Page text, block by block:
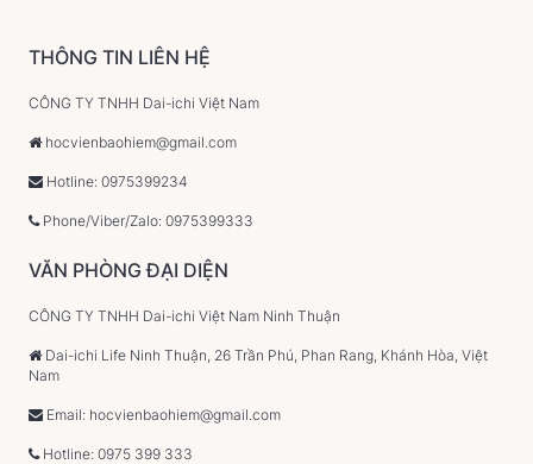
THÔNG TIN LIÊN HỆ
CÔNG TY TNHH Dai-ichi Việt Nam
hocvienbaohiem@gmail.com
Hotline: 0975399234
Phone/Viber/Zalo: 0975399333
VĂN PHÒNG ĐẠI DIỆN
CÔNG TY TNHH Dai-ichi Việt Nam Ninh Thuận
Dai-ichi Life Ninh Thuận, 26 Trần Phú, Phan Rang, Khánh Hòa, Việt
Nam
Email: hocvienbaohiem@gmail.com
Hotline: 0975 399 333